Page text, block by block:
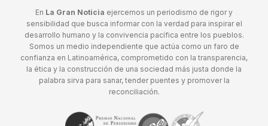
En La Gran Noticia ejercemos un periodismo de rigor y
sensibilidad que busca informar con la verdad para inspirar el
desarrollo humano y la convivencia pacífica entre los pueblos.
Somos un medio independiente que actúa como un faro de
confianza en Latinoamérica, comprometido con la transparencia,
la ética y la construcción de una sociedad más justa donde la
palabra sirva para sanar, tender puentes y promover la
reconciliación.